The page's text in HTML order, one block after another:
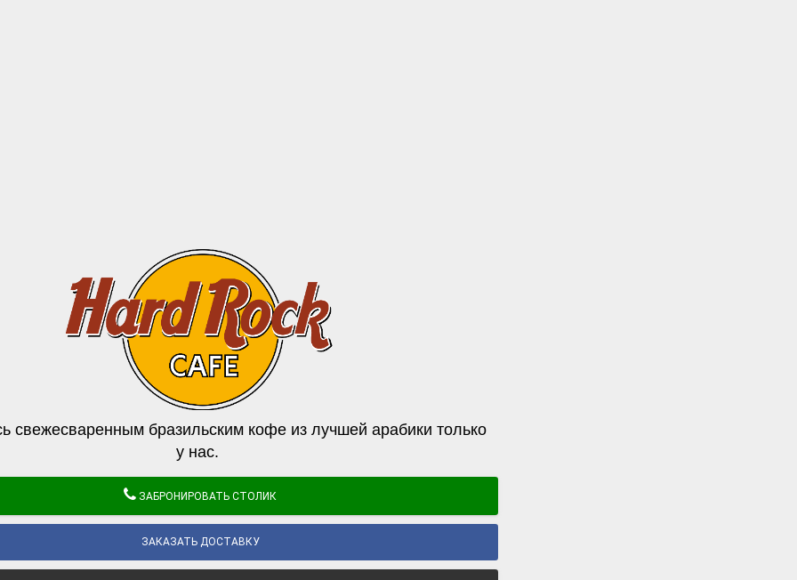
свежесваренным бразильским кофе из лучшей арабики только
у нас.
ЗАБРОНИРОВАТЬ СТОЛИК
ЗАКАЗАТЬ ДОСТАВКУ